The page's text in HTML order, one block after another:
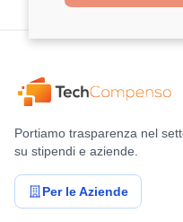
3.8/5
Benefits &
Stock Options